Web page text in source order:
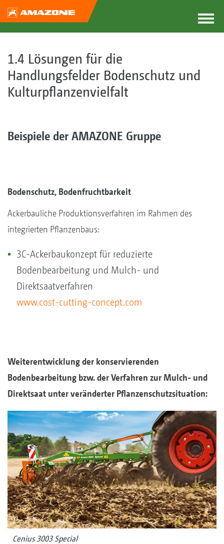
1.4 Lösungen für die
Handlungsfelder Bodenschutz und
Kulturpflanzenvielfalt
Beispiele der AMAZONE Gruppe
Bodenschutz, Bodenfruchtbarkeit
Ackerbauliche Produktionsverfahren im Rahmen des
integrierten Pflanzenbaus:
3C-Ackerbaukonzept für reduzierte
Bodenbearbeitung und Mulch- und
Direktsaatverfahren
www.cost-cutting-concept.com
Weiterentwicklung der konservierenden
Bodenbearbeitung bzw. der Verfahren zur Mulch- und
Direktsaat unter veränderter Pflanzenschutzsituation:
Cenius 3003 Special